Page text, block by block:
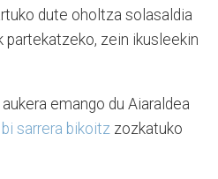
dute oholtza solasaldia
partekatzeko, zein ikusleekin
emango du Aiaraldea
sarrera bikoitz zozkatuko